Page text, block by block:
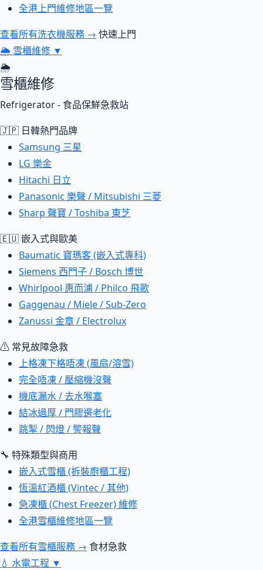
全港上門維修地區一覽
查看所有洗衣機服務 → 快速上門
🌦 雪櫃維修 ▼
🌦
雪櫃維修
Refrigerator - 食品保鮮急救站
🇯🇵 日韓熱門品牌
Samsung 三星
LG 樂金
Hitachi 日立
Panasonic 樂聲 / Mitsubishi 三菱
Sharp 聲寶 / Toshiba 東芝
🇪🇺 嵌入式與歐美
Baumatic 寶瑪客 (嵌入式專科)
Siemens 西門子 / Bosch 博世
Whirlpool 惠而浦 / Philco 飛歌
Gaggenau / Miele / Sub-Zero
Zanussi 金章 / Electrolux
⚠ 常見故障急救
上格凍下格唔凍 (風扇/溶雪)
完全唔凍 / 壓縮機沒聲
機底漏水 / 去水喉塞
結冰過厚 / 門膠邊老化
跳掣 / 閃燈 / 警報聲
🔧 特殊類型與商用
嵌入式雪櫃 (拆裝廚櫃工程)
恆溫紅酒櫃 (Vintec / 其他)
急凍櫃 (Chest Freezer) 維修
全港雪櫃維修地區一覽
查看所有雪櫃服務 → 食材急救
💧 水電工程 ▼